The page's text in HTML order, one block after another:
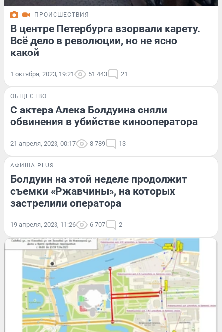
ПРОИСШЕСТВИЯ
В центре Петербурга взорвали карету.
Всё дело в революции, но не ясно
какой
1 октября, 2023, 19:21 51 443 21
ОБЩЕСТВО
С актера Алека Болдуина сняли
обвинения в убийстве кинооператора
21 апреля, 2023, 00:17 8 789 13
АФИША PLUS
Болдуин на этой неделе продолжит
съемки «Ржавчины», на которых
застрелили оператора
19 апреля, 2023, 11:26 6 707 2